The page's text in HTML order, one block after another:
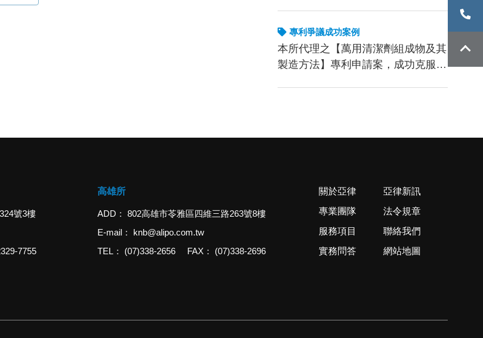
專利爭議成功案例
本所代理之【萬用清潔劑組成物及其
製造方法】專利申請案，成功克服官
號3樓
7755
高雄所
ADD
802高雄市苓雅區四維三路263號8樓
E-mail
knb@alipo.com.tw
TEL
(07)338-2656 FAX (07)338-2696
關於亞律
亞律新訊
專業團隊
法令規章
服務項目
聯絡我們
實務問答
網站地圖